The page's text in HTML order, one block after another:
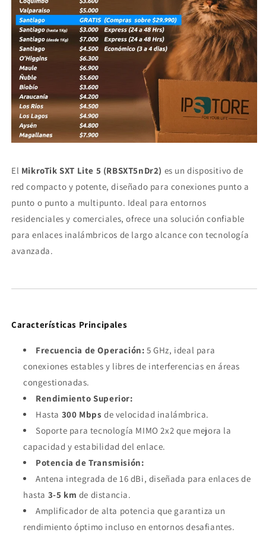
El MikroTik SXT Lite 5 (RBSXT5nDr2) es un dispositivo de
red compacto y potente, diseñado para conexiones punto a
punto o punto a multipunto. Ideal para entornos
residenciales y comerciales, ofrece una solución confiable
para enlaces inalámbricos de largo alcance con tecnología
avanzada.
Características Principales
Frecuencia de Operación: 5 GHz, ideal para
conexiones estables y libres de interferencias en áreas
congestionadas.
Rendimiento Superior:
Hasta 300 Mbps de velocidad inalámbrica.
Soporte para tecnología MIMO 2x2 que mejora la
capacidad y estabilidad del enlace.
Potencia de Transmisión:
Antena integrada de 16 dBi, diseñada para enlaces de
hasta 3-5 km de distancia.
Amplificador de alta potencia que garantiza un
rendimiento óptimo incluso en entornos desafiantes.